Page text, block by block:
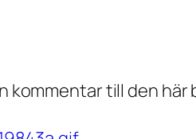
kommentar till den